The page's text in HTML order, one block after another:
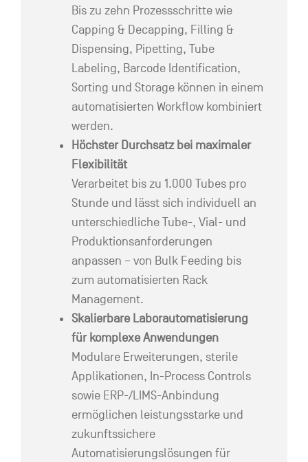
Bis zu zehn Prozessschritte wie
Capping & Decapping, Filling &
Dispensing, Pipetting, Tube
Labeling, Barcode Identification,
Sorting und Storage können in einem
automatisierten Workflow kombiniert
werden.
Höchster Durchsatz bei maximaler
Flexibilität
Verarbeitet bis zu 1.000 Tubes pro
Stunde und lässt sich individuell an
unterschiedliche Tube-, Vial- und
Produktionsanforderungen
anpassen – von Bulk Feeding bis
zum automatisierten Rack
Management.
Skalierbare Laborautomatisierung
für komplexe Anwendungen
Modulare Erweiterungen, sterile
Applikationen, In-Process Controls
sowie ERP-/LIMS-Anbindung
ermöglichen leistungsstarke und
zukunftssichere
Automatisierungslösungen für